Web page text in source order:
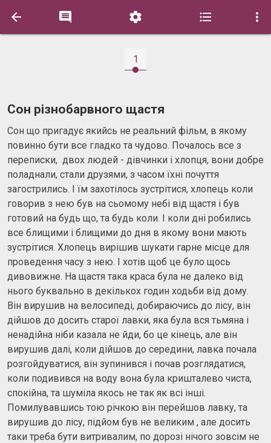
    
1
Сон різнобарвного щастя
Сон що пригадує якийсь не реальний фільм, в якому
повинно бути все гладко та чудово. Почалось все з
переписки, двох людей - дівчинки і хлопця, вони добре
поладнали, стали друзями, з часом їхні почуття
загострились. І їм захотілось зустрітися, хлопець коли
говорив з нею був на сьомому небі від щастя і був
готовий на будь що, та будь коли. І коли дні робились
все блищими і блищими до дня в якому вони мають
зустрітися. Хлопець вирішив шукати гарне місце для
проведення часу з нею. І хотів щоб це було щось
дивовижне. На щастя така краса була не далеко від
нього буквально в декількох годин ходьби від дому.
Він вирушив на велосипеді, добираючись до лісу, він
дійшов до досить старої лавки, яка була вся тьмяна і
ненадійна ніби казала не йди, бо це кінець, але він
вирушив далі, коли дійшов до середини, лавка почала
розгойдуватися, він зупинився і почав розглядатися,
коли подивився на воду вона була кришталево чиста,
спокійна, та шуміла якось не так як всі інші.
Помилувавшись тою річкою він перейшов лавку, та
вирушив до лісу, підйом був не великим , але досить
таки треба бути витривалим, по дорозі нічого зовсім не